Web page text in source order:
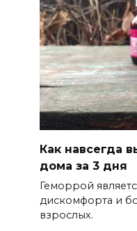
Как навсегда
дома за 3 дня
Геморрой
дискомфорта и
взрослых.